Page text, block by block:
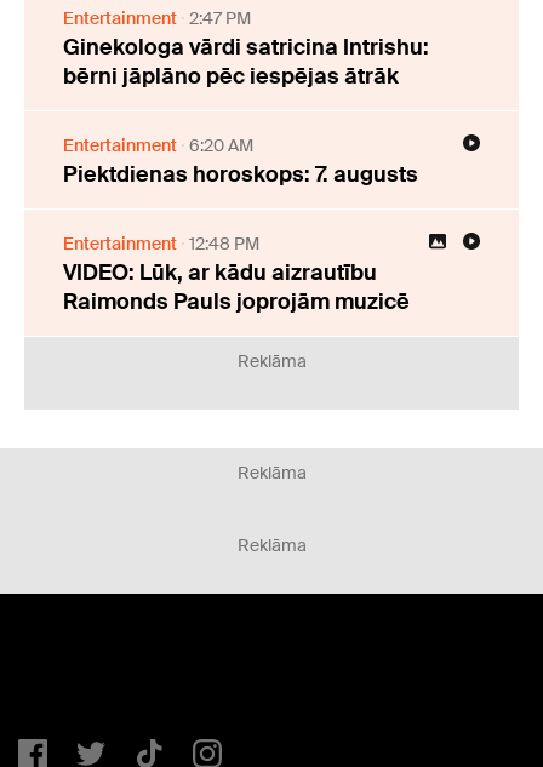
Entertainment 2:47 PM
Ginekologa vārdi satricina Intrishu:
bērni jāplāno pēc iespējas ātrāk
Entertainment 6:20 AM
Piektdienas horoskops: 7. augusts
Entertainment 12:48 PM
VIDEO: Lūk, ar kādu aizrautību
Raimonds Pauls joprojām muzicē
Reklāma
Reklāma
Reklāma